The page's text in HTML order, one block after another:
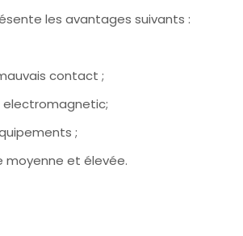
les avantages suivants :
contact ;
;
moyenne et élevée.